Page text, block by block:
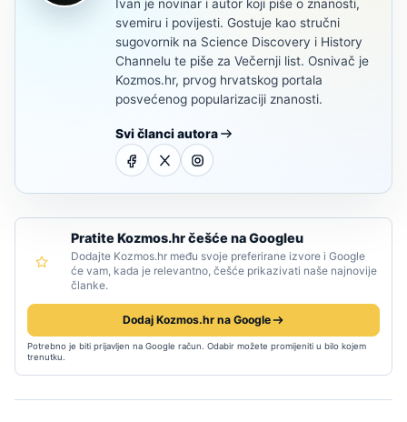
Ivan je novinar i autor koji piše o znanosti,
svemiru i povijesti. Gostuje kao stručni
sugovornik na Science Discovery i History
Channelu te piše za Večernji list. Osnivač je
Kozmos.hr, prvog hrvatskog portala
posvećenog popularizaciji znanosti.
Svi članci autora
Pratite Kozmos.hr češće na Googleu
Dodajte Kozmos.hr među svoje preferirane izvore i Google
će vam, kada je relevantno, češće prikazivati naše najnovije
članke.
Dodaj Kozmos.hr na Google
Potrebno je biti prijavljen na Google račun. Odabir možete promijeniti u bilo kojem
trenutku.